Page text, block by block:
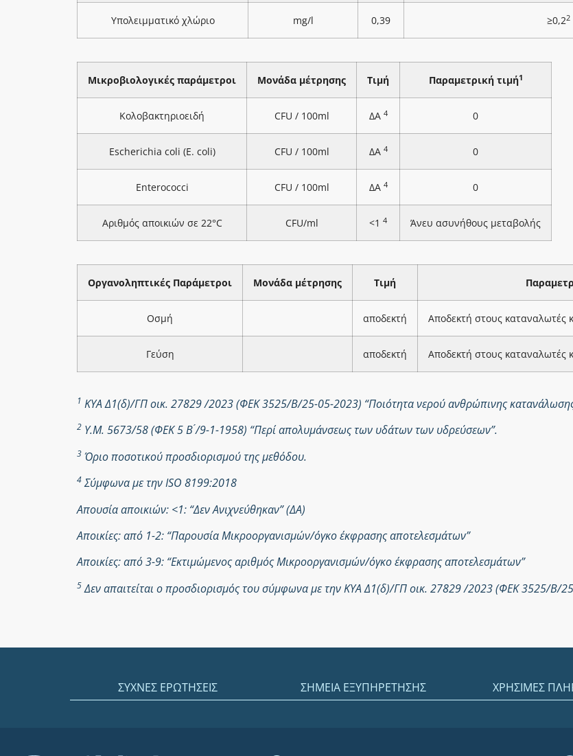
Υπολειμματικό χλώριο mg/l 0,39 ≥0,22
Μικροβιολογικές παράμετροι Μονάδα μέτρησης Τιμή Παραμετρική τιμή1
Κολοβακτηριοειδή CFU / 100ml ΔΑ 4 0
Escherichia coli (E. coli) CFU / 100ml ΔΑ 4 0
Enterococci CFU / 100ml ΔΑ 4 0
Αριθμός αποικιών σε 22°C CFU/ml <1 4 Άνευ ασυνήθους μεταβολής
Οργανοληπτικές Παράμετροι Μονάδα μέτρησης Τιμή
Οσμή αποδεκτή Αποδεκτή στους καταναλωτές
Γεύση αποδεκτή Αποδεκτή στους καταναλωτές
1 ΚΥΑ Δ1(δ)/ΓΠ οικ. 27829 /2023 (ΦΕΚ 3525/Β/25-05-2023) “Ποιότητα νερού ανθρώπινης
2 Υ.Μ. 5673/58 (ΦΕΚ 5 Β ́/9-1-1958) “Περί απολυμάνσεως των υδάτων των υδρεύσεων”.
3 Όριο ποσοτικού προσδιορισμού της μεθόδου.
4Σύμφωνα με την ISO 8199:2018
Απουσία αποικιών: <1: “Δεν Ανιχνεύθηκαν” (ΔΑ)
Αποικίες: από 1-2: “Παρουσία Μικροοργανισμών/όγκο έκφρασης αποτελεσμάτων”
Αποικίες: από 3-9: “Εκτιμώμενος αριθμός Μικροοργανισμών/όγκο έκφρασης αποτελεσμάτων”
5Δεν απαιτείται ο προσδιορισμός του σύμφωνα με την ΚΥΑ Δ1(δ)/ΓΠ οικ. 27829 /2023 (ΦΕΚ 3525/Β/
ΣΥΧΝΕΣ ΕΡΩΤΗΣΕΙΣ ΣΗΜΕΙΑ ΕΞΥΠΗΡΕΤΗΣΗΣ ΧΡΗΣΙΜΕΣ